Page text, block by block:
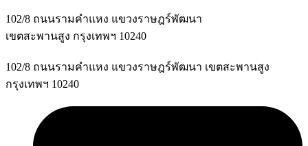
102/8 ถนนรามคำแหง แขวงราษฎร์พัฒนา
เขตสะพานสูง กรุงเทพฯ 10240
102/8 ถนนรามคำแหง แขวงราษฎร์พัฒนา เขตสะพานสูง
กรุงเทพฯ 10240